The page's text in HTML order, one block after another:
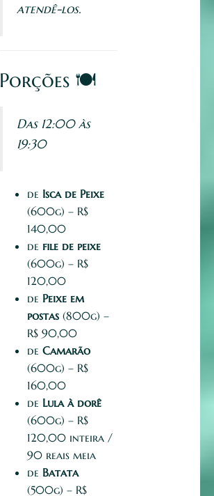
atendê-los.
Porções 🍽️
Das 12:00 às
19:30
de Isca de Peixe
(600g) – R$
140,00
de file de peixe
(600g) – R$
120,00
de Peixe em
postas (800g) –
R$ 90,00
de Camarão
(600g) – R$
160,00
de Lula à dorê
(600g) – R$
120,00 inteira /
90 reais meia
de Batata
(500g) – R$